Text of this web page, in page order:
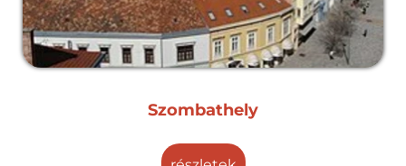
Szombathely